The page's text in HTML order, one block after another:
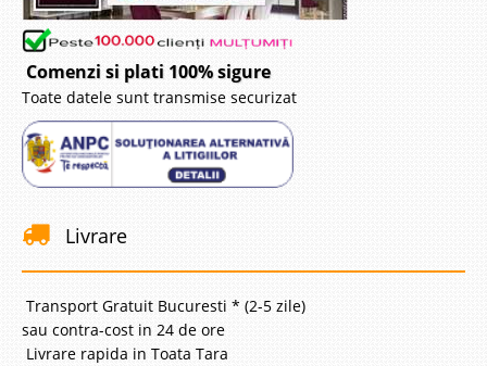
Comenzi si plati 100% sigure
Toate datele sunt transmise securizat
Livrare
Transport Gratuit Bucuresti * (2-5 zile)
sau contra-cost in 24 de ore
Livrare rapida in Toata Tara